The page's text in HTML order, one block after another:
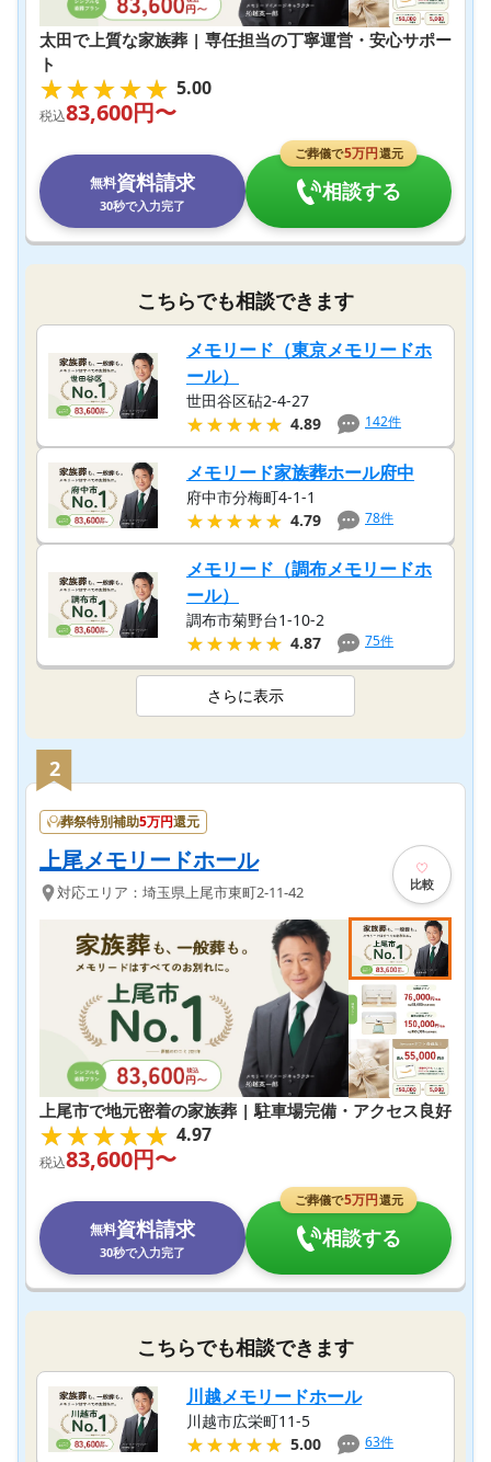
太田で上質な家族葬 | 専任担当の丁寧運営・安心サポー
ト
★★★★★
★★★★★ 5.00
税込83,600円〜
無料資料請求
30秒で入力完了
ご葬儀で5万円還元
相談する
こちらでも相談できます
メモリード（東京メモリードホ
ール）
世田谷区砧2-4-27
★★★★★
★★★★★ 4.89 142件
メモリード家族葬ホール府中
府中市分梅町4-1-1
★★★★★
★★★★★ 4.79 78件
メモリード（調布メモリードホ
ール）
調布市菊野台1-10-2
★★★★★
★★★★★ 4.87 75件
さらに表示
2
葬祭特別補助5万円還元
上尾メモリードホール
対応エリア： 埼玉県上尾市東町2-11-42 比較
上尾市で地元密着の家族葬 | 駐車場完備・アクセス良好
★★★★★
★★★★★ 4.97
税込83,600円〜
無料資料請求
30秒で入力完了
ご葬儀で5万円還元
相談する
こちらでも相談できます
川越メモリードホール
川越市広栄町11-5
★★★★★
★★★★★ 5.00 63件